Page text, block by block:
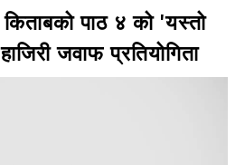
पाठ ४ को 'यस्तो
जवाफ प्रतियोगिता